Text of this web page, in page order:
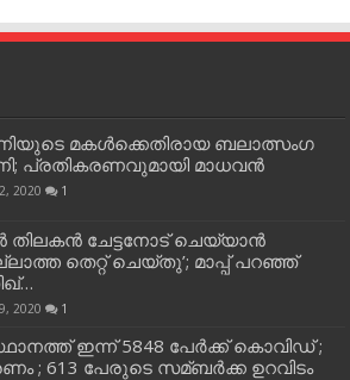
മകള്‍ക്കെതിരായ ബലാത്സംഗ
പ്രതികരണവുമായി മാധവന്‍
2020 1
തിലകന്‍ ചേട്ടനോട് ചെയ്യാന്‍
തെറ്റ് ചെയ്തു’; മാപ്പ് പറഞ്ഞ്
2020 1
ഇന്ന് 5848 പേര്‍ക്ക് കൊവി‌ഡ് ;
; 613 പേരുടെ സമ്ബര്‍ക്ക ഉറവിടം